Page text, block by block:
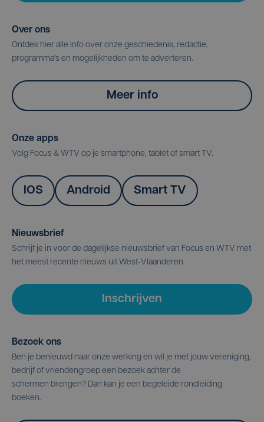
Over ons
Ontdek hier alle info over onze geschiedenis, redactie,
programma's en mogelijkheden om te adverteren.
Meer info
Onze apps
Volg Focus & WTV op je smartphone, tablet of smart TV.
IOS Android Smart TV
Nieuwsbrief
Schrijf je in voor de dagelijkse nieuwsbrief van Focus en WTV met
het meest recente nieuws uit West-Vlaanderen.
Inschrijven
Bezoek ons
Ben je benieuwd naar onze werking en wil je met jouw vereniging,
bedrijf of vriendengroep een bezoek achter de
schermen brengen? Dan kan je een begeleide rondleiding
boeken.